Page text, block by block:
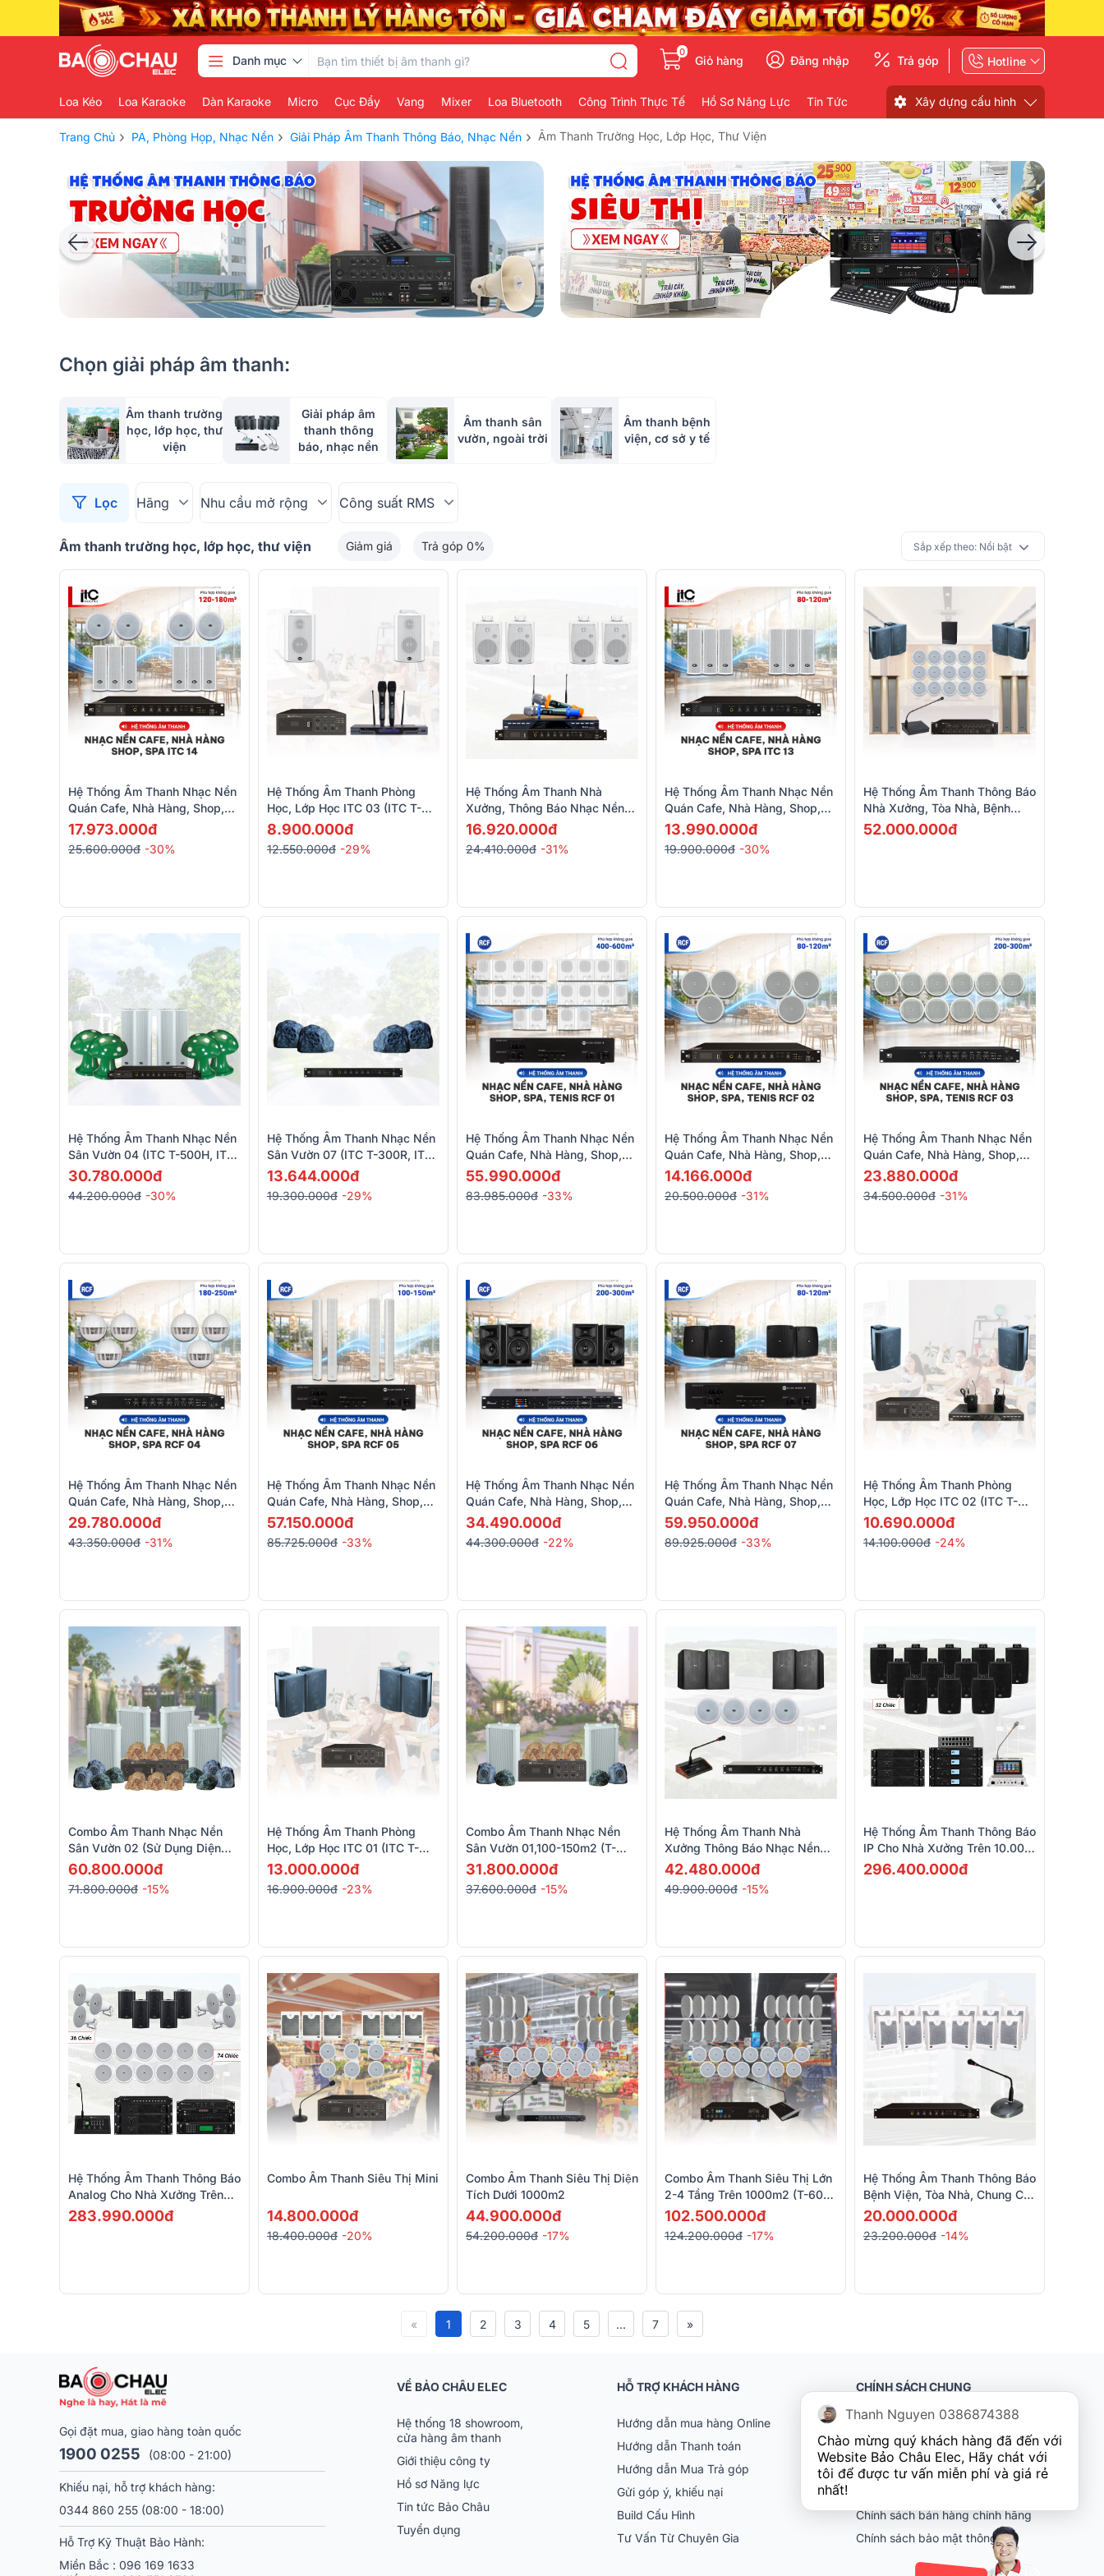
Danh mục
0
Giỏ hàng Đăng nhập Trả góp Hotline
Loa Kéo Loa Karaoke Dàn Karaoke Micro Cục Đẩy Vang Mixer Loa Bluetooth Công Trình Thực Tế Hồ Sơ Năng Lực Tin Tức Xây dựng cấu hình
Trang Chủ › PA, Phòng Họp, Nhạc Nền › Giải Pháp Âm Thanh Thông Báo, Nhạc Nền › Âm Thanh Trường Học, Lớp Học, Thư Viện
Chọn giải pháp âm thanh:
Âm thanh trường
học, lớp học, thư
viện
Giải pháp âm
thanh thông
báo, nhạc nền
Âm thanh sân
vườn, ngoài trời
Âm thanh bệnh
viện, cơ sở y tế
Lọc Hãng Nhu cầu mở rộng Công suất RMS
Âm thanh trường học, lớp học, thư viện Giảm giá Trả góp 0% Sắp xếp theo: Nổi bật
Hệ Thống Âm Thanh Nhạc Nền
Quán Cafe, Nhà Hàng, Shop,
Spa ITC 14 (ITC T-701S, ITC T-
17.973.000đ
25.600.000đ -30%
Hệ Thống Âm Thanh Phòng
Học, Lớp Học ITC 03 (ITC T-
775PW, ITC T-B40E, BKSound
8.900.000đ
12.550.000đ -29%
Hệ Thống Âm Thanh Nhà
Xưởng, Thông Báo Nhạc Nền
02 (ITC T-776H, ITC T-120DTB,
16.920.000đ
24.410.000đ -31%
Hệ Thống Âm Thanh Nhạc Nền
Quán Cafe, Nhà Hàng, Shop,
Spa ITC 13 (ITC T-701S, ITC T-
13.990.000đ
19.900.000đ -30%
Hệ Thống Âm Thanh Thông Báo
Nhà Xưởng, Tòa Nhà, Bệnh
Viện Phân 6 Vùng (ITC T-804,
52.000.000đ
Hệ Thống Âm Thanh Nhạc Nền
Sân Vườn 04 (ITC T-500H, ITC
T-703S, ITC TI-350DTB)
30.780.000đ
44.200.000đ -30%
Hệ Thống Âm Thanh Nhạc Nền
Sân Vườn 07 (ITC T-300R, ITC
T-60DTB)
13.644.000đ
19.300.000đ -29%
Hệ Thống Âm Thanh Nhạc Nền
Quán Cafe, Nhà Hàng, Shop,
Spa, Tenis RCF 01 ( RCF DU
55.990.000đ
83.985.000đ -33%
Hệ Thống Âm Thanh Nhạc Nền
Quán Cafe, Nhà Hàng, Shop,
Spa, Tenis RCF 02 (RCF PL 60,
14.166.000đ
20.500.000đ -31%
Hệ Thống Âm Thanh Nhạc Nền
Quán Cafe, Nhà Hàng, Shop,
Spa, Tennis RCF 03 (RCF PL
23.880.000đ
34.500.000đ -31%
Hệ Thống Âm Thanh Nhạc Nền
Quán Cafe, Nhà Hàng, Shop,
Spa RCF 04 (RCF BS 8, ITC T-
29.780.000đ
43.350.000đ -31%
Hệ Thống Âm Thanh Nhạc Nền
Quán Cafe, Nhà Hàng, Shop,
Spa RCF 05 (RCF CS 3082,
57.150.000đ
85.725.000đ -33%
Hệ Thống Âm Thanh Nhạc Nền
Quán Cafe, Nhà Hàng, Shop,
Spa RCF 06 (RCF Ayra Pro5,
34.490.000đ
44.300.000đ -22%
Hệ Thống Âm Thanh Nhạc Nền
Quán Cafe, Nhà Hàng, Shop,
Spa RCF 07 (RCF MQ 80P, RCF
59.950.000đ
89.925.000đ -33%
Hệ Thống Âm Thanh Phòng
Học, Lớp Học ITC 02 (ITC T-
776P, ITC T-B60E, BCE U900
10.690.000đ
14.100.000đ -24%
Combo Âm Thanh Nhạc Nền
Sân Vườn 02 (sử Dụng Diện
Tích 200-300m2)
60.800.000đ
71.800.000đ -15%
Hệ Thống Âm Thanh Phòng
Học, Lớp Học ITC 01 (ITC T-
776P, ITC T-B120E)
13.000.000đ
16.900.000đ -23%
Combo Âm Thanh Nhạc Nền
Sân Vườn 01,100-150m2 (T-
B120E, T-902B,T-B120E...)
31.800.000đ
37.600.000đ -15%
Hệ Thống Âm Thanh Nhà
Xưởng Thông Báo Nhạc Nền
03 (ITC T-778P, ITC T-208B,
42.480.000đ
49.900.000đ -15%
Hệ Thống Âm Thanh Thông Báo
IP Cho Nhà Xưởng Trên 10.000
M2, Phân 4 Vùng (ITC T-776H,
296.400.000đ
Hệ Thống Âm Thanh Thông Báo
Analog Cho Nhà Xưởng Trên
20.000m2, Phân Tối Đa 10
283.990.000đ
Combo Âm Thanh Siêu Thị Mini
14.800.000đ
18.400.000đ -20%
Combo Âm Thanh Siêu Thị Diện
Tích Dưới 1000m2
44.900.000đ
54.200.000đ -17%
Combo Âm Thanh Siêu Thị Lớn
2-4 Tầng Trên 1000m2 (T-601F,
T-106 ,...)
102.500.000đ
124.200.000đ -17%
Hệ Thống Âm Thanh Thông Báo
Bệnh Viện, Tòa Nhà, Chung Cư
01 (ITC TF-W10, ITC T-240D,
20.000.000đ
23.200.000đ -14%
« 1 2 3 4 5 ... 7 »
Gọi đặt mua, giao hàng toàn quốc
1900 0255 (08:00 - 21:00)
Khiếu nại, hỗ trợ khách hàng:
0344 860 255 (08:00 - 18:00)
Hỗ Trợ Kỹ Thuật Bảo Hành:
Miền Bắc : 096 169 1633
VỀ BẢO CHÂU ELEC
Hệ thống 18 showroom,
cửa hàng âm thanh
Giới thiệu công ty
Hồ sơ Năng lực
Tin tức Bảo Châu
Tuyển dụng
HỖ TRỢ KHÁCH HÀNG
Hướng dẫn mua hàng Online
Hướng dẫn Thanh toán
Hướng dẫn Mua Trả góp
Gửi góp ý, khiếu nại
Build Cấu Hình
Tư Vấn Từ Chuyên Gia
CHÍNH SÁCH CHUNG
Khách hàng doanh nghiệp (B2B)
Chính sách bảo hành
Chính sách đổi trả
Chính sách bán hàng chính hãng
Chính sách bảo mật thông tin
Thanh Nguyen 0386874388
Chào mừng quý khách hàng đã đến với
Website Bảo Châu Elec, Hãy chát với
tôi để được tư vấn miễn phí và giá rẻ
nhất!